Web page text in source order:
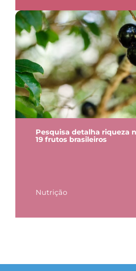
Pesquisa detalha riqueza
19 frutos brasileiros
Nutrição